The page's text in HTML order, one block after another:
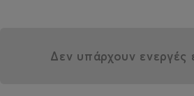
Δεν υπάρχουν ενεργές